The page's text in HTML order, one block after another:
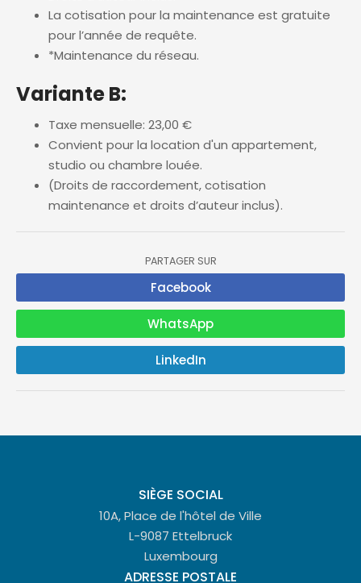
La cotisation pour la maintenance est gratuite
pour l’année de requête.
*Maintenance du réseau.
Variante B:
Taxe mensuelle: 23,00 €
Convient pour la location d'un appartement,
studio ou chambre louée.
(Droits de raccordement, cotisation
maintenance et droits d’auteur inclus).
PARTAGER SUR
Facebook
WhatsApp
LinkedIn
SIÈGE SOCIAL
10A, Place de l'hôtel de Ville
L-9087 Ettelbruck
Luxembourg
ADRESSE POSTALE